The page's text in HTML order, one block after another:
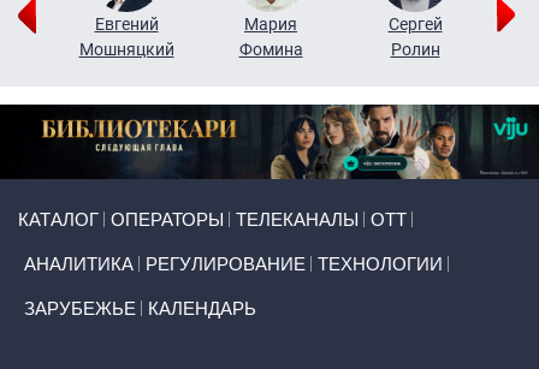
Евгений
Мошняцкий
Мария
Фомина
Сергей
Ролин
КАТАЛОГ ОПЕРАТОРЫ ТЕЛЕКАНАЛЫ ОТТ
АНАЛИТИКА РЕГУЛИРОВАНИЕ ТЕХНОЛОГИИ
ЗАРУБЕЖЬЕ КАЛЕНДАРЬ